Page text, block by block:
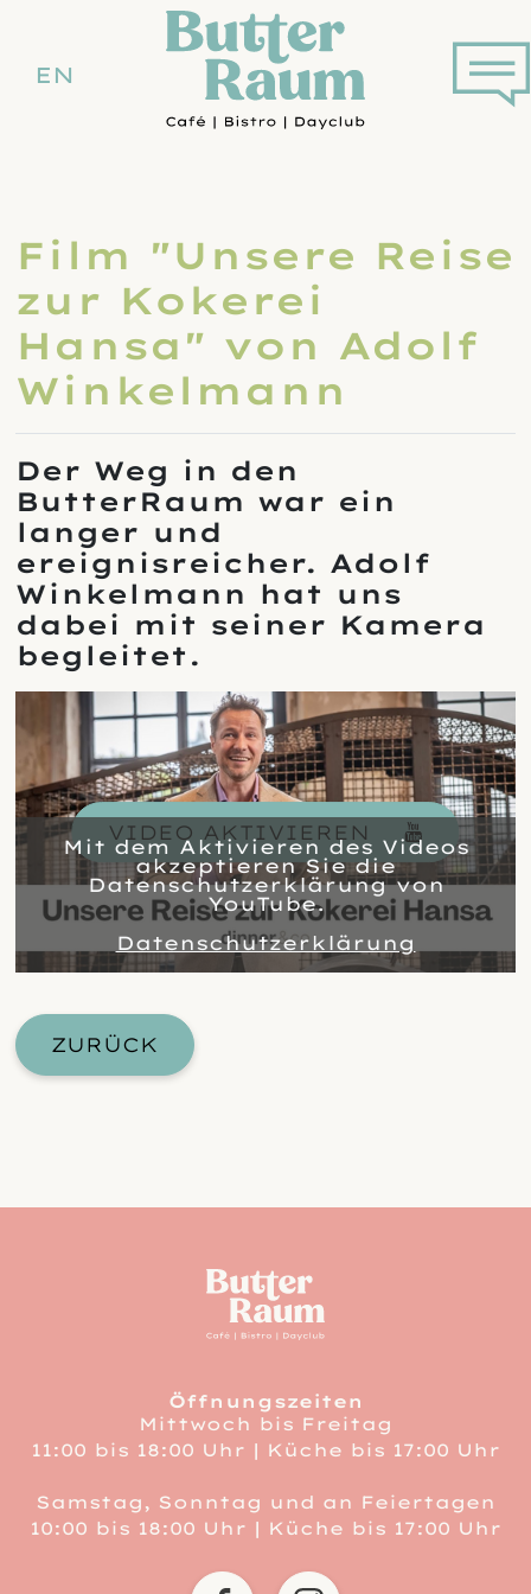
Butterraum
Sprachmenü
DE
ENEN
Film "Unsere Reise
zur Kokerei
Hansa" von Adolf
Winkelmann
Der Weg in den
ButterRaum war ein
langer und
ereignisreicher. Adolf
Winkelmann hat uns
dabei mit seiner Kamera
begleitet.
VIDEO AKTIVIEREN
Mit dem Aktivieren des Videos
akzeptieren Sie die
Datenschutzerklärung von
YouTube.
Datenschutzerklärung
ZURÜCK
Öffnungszeiten
Mittwoch bis Freitag
11:00 bis 18:00 Uhr | Küche bis 17:00 Uhr
Samstag, Sonntag und an Feiertagen
10:00 bis 18:00 Uhr | Küche bis 17:00 Uhr